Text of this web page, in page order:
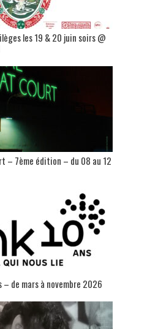
les 19 & 20 juin soirs @
– 7ème édition – du 08 au 12
– de mars à novembre 2026